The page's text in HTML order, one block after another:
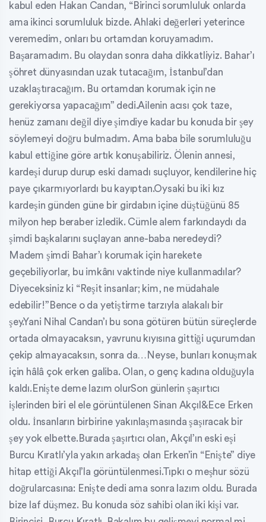
kabul eden Hakan Candan, “Birinci sorumluluk onlarda
ama ikinci sorumluluk bizde. Ahlaki değerleri yeterince
veremedim, onları bu ortamdan koruyamadım.
Başaramadım. Bu olaydan sonra daha dikkatliyiz. Bahar’ı
şöhret dünyasından uzak tutacağım, İstanbul’dan
uzaklaştıracağım. Bu ortamdan korumak için ne
gerekiyorsa yapacağım” dedi.Ailenin acısı çok taze,
henüz zamanı değil diye şimdiye kadar bu konuda bir şey
söylemeyi doğru bulmadım. Ama baba bile sorumluluğu
kabul ettiğine göre artık konuşabiliriz. Ölenin annesi,
kardeşi durup durup eski damadı suçluyor, kendilerine hiç
paye çıkarmıyorlardı bu kayıptan.Oysaki bu iki kız
kardeşin günden güne bir girdabın içine düştüğünü 85
milyon hep beraber izledik. Cümle alem farkındaydı da
şimdi başkalarını suçlayan anne-baba neredeydi?
Madem şimdi Bahar’ı korumak için harekete
geçebiliyorlar, bu imkânı vaktinde niye kullanmadılar?
Diyeceksiniz ki “Reşit insanlar; kim, ne müdahale
edebilir!”Bence o da yetiştirme tarzıyla alakalı bir
şey.Yani Nihal Candan’ı bu sona götüren bütün süreçlerde
ortada olmayacaksın, yavrunu kıyısına gittiği uçurumdan
çekip almayacaksın, sonra da…Neyse, bunları konuşmak
için hâlâ çok erken galiba. Olan, o genç kadına olduğuyla
kaldı.Enişte deme lazım olurSon günlerin şaşırtıcı
işlerinden biri el ele görüntülenen Sinan Akçıl&Ece Erken
oldu. İnsanların birbirine yakınlaşmasında şaşıracak bir
şey yok elbette.Burada şaşırtıcı olan, Akçıl’ın eski eşi
Burcu Kıratlı’yla yakın arkadaş olan Erken’in “Enişte” diye
hitap ettiği Akçıl’la görüntülenmesi.Tıpkı o meşhur sözü
doğrularcasına: Enişte dedi ama sonra lazım oldu. Burada
bize laf düşmez. Bu konuda söz sahibi olan iki kişi var.